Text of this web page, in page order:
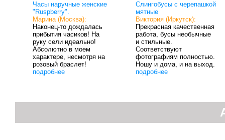
Часы наручные женские
"Ruspberry".
Марина (Москва):
Наконец-то дождалась
прибытия часиков! На
руку сели идеально!
Абсолютно в моем
характере, несмотря на
розовый браслет!
подробнее
Слингобусы с черепашкой
мятные
Виктория (Иркутск):
Прекрасная качественная
работа, бусы необычные
и стильные.
Соответствуют
фотографиям полностью.
Ношу и дома, и на выход.
подробнее